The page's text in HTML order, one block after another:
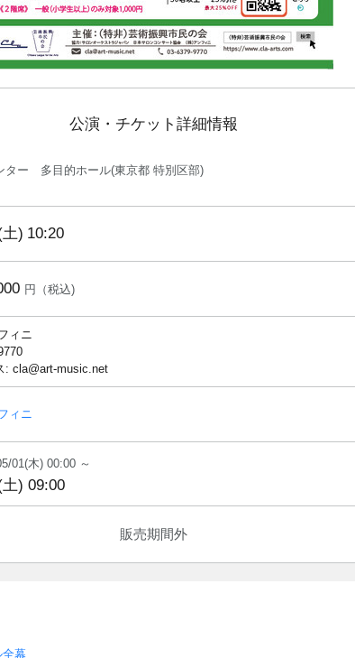
公演・チケット詳細情報
ター 多目的ホール(東京都 特別区部)
) 10:20
円（税込)
ィニ
: cla@art-music.net
ィニ
01(木) 00:00 ～
) 09:00
販売期間外
幕